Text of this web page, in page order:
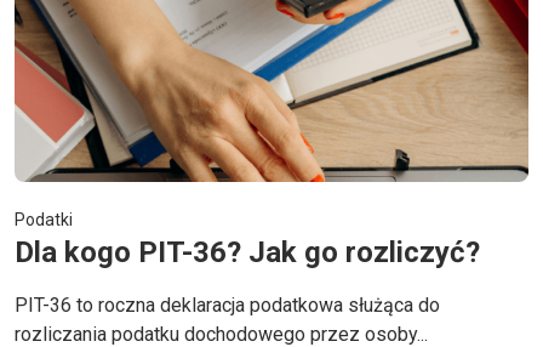
Podatki
Dla kogo PIT-36? Jak go rozliczyć?
PIT-36 to roczna deklaracja podatkowa służąca do
rozliczania podatku dochodowego przez osoby...